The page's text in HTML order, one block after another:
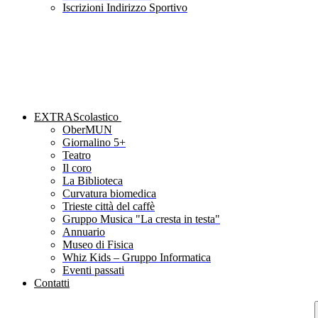
Iscrizioni Indirizzo Sportivo
EXTRAScolastico
OberMUN
Giornalino 5+
Teatro
Il coro
La Biblioteca
Curvatura biomedica
Trieste città del caffè
Gruppo Musica "La cresta in testa"
Annuario
Museo di Fisica
Whiz Kids – Gruppo Informatica
Eventi passati
Contatti